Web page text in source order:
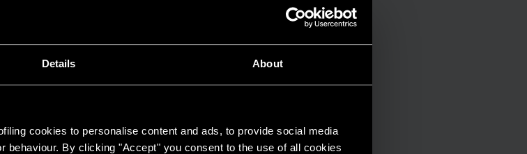
Details About
cookies to personalise content and ads, to provide social media
behaviour. By clicking "Accept" you consent to the use of all cookies